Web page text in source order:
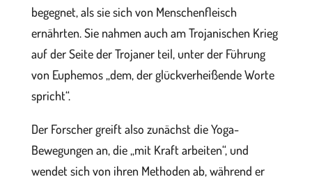
begegnet, als sie sich von Menschenfleisch
ernährten. Sie nahmen auch am Trojanischen Krieg
auf der Seite der Trojaner teil, unter der Führung
von Euphemos „dem, der glückverheißende Worte
spricht“.
Der Forscher greift also zunächst die Yoga-
Bewegungen an, die „mit Kraft arbeiten“, und
wendet sich von ihren Methoden ab, während er